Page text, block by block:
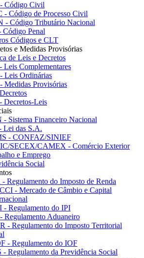
Código Civil
- Código de Processo Civil
- Código Tributário Nacional
Código Penal
Códigos e CLT
e Medidas Provisórias
de Leis e Decretos
Leis Complementares
Leis Ordinárias
Medidas Provisórias
Decretos-Leis
- Sistema Financeiro Nacional
Lei das S.A.
- CONFAZ/SINIEF
SECEX/CAMEX - Comércio Exterior
e Emprego
Social
Regulamento do Imposto de Renda
- Mercado de Câmbio e Capital
- Regulamento do IPI
Regulamento Aduaneiro
- Regulamento do Imposto Territorial
- Regulamento do IOF
- Regulamento da Previdência Social